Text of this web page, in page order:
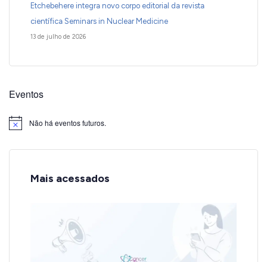
Etchebehere integra novo corpo editorial da revista
científica Seminars in Nuclear Medicine
13 de julho de 2026
Eventos
Notice Não há eventos futuros.
Mais acessados